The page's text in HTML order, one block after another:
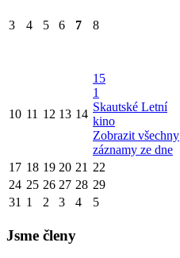
3 4 5 6 7 8
10 11 12 13 14
15
1
Skautské Letní
kino
Zobrazit všechny
záznamy ze dne
17 18 19 20 21 22
24 25 26 27 28 29
31 1 2 3 4 5
Jsme členy